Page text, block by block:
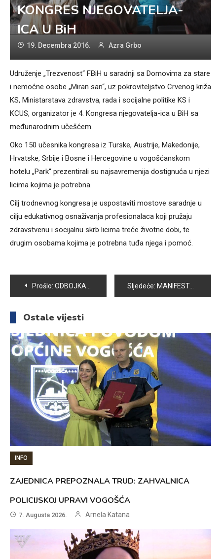
KONGRES NJEGOVATELJA-
ICA U BiH
19. Decembra 2016. Azra Grbo
Udruženje „Trezvenost“ FBiH u saradnji sa Domovima za stare
i nemoćne osobe „Miran san“, uz pokroviteljstvo Crvenog križa
KS, Ministarstava zdravstva, rada i socijalne politike KS i
KCUS, organizator je 4. Kongresa njegovatelja-ica u BiH sa
međunarodnim učešćem.
Oko 150 učesnika kongresa iz Turske, Austrije, Makedonije,
Hrvatske, Srbije i Bosne i Hercegovine u vogošćanskom
hotelu „Park“ prezentirali su najsavremenija dostignuća u njezi
licima kojima je potrebna.
Cilj trodnevnog kongresa je uspostaviti mostove saradnje u
cilju edukativnog osnaživanja profesionalaca koji pružaju
zdravstvenu i socijalnu skrb licima treće životne dobi, te
drugim osobama kojima je potrebna tuđa njega i pomoć.
Navigacija
članaka
Prošlo: ODBOJKAŠKA SUPER LIGA ZA ŽENE – GRUPA JUG: VOGOŠĆA SAVLADALA STUDENT Sljedeće: MANIFESTACIJA SELLAM YA RESULALLAH: U ISLAMSKOM CENTRU VOGOŠĆA PROUČEN MEVLUD
Ostale vijesti
INFO
ZAJEDNICA PREPOZNALA TRUD: ZAHVALNICA
POLICIJSKOJ UPRAVI VOGOŠĆA
7. Augusta 2026. Arnela Katana